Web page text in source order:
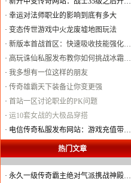
· 幸运对法师职业的影响到底有多大
· 变态传世游戏中火龙废墟地图玩法
· 新版本首战首区：快速吸收技能强化…
· 高玩诛仙私服发布教你如何挑战冰霜…
· 我多想有一位这样的朋友
· 传奇雄霸天下装备让你变更强
· 首站一区讨论职业的PK问题
· 运10套女战的大极品穿搭
· 电信传奇私服发布网站：游戏充值带…
热门文章
· 永久一级传奇霸主绝对气派携战神殿…